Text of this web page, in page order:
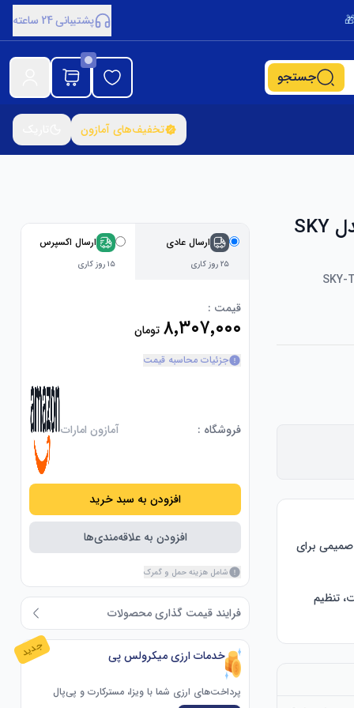
پشتیبانی 24 ساعته
جستجو
تخفیف‌های آمازون
صندلی اداری SKY-TOUCH Office Chair Breathable مدل SKY
SKY-
قاب مقاوم: ظرفیت باربری بادوام، دوام بالا، طراحی تشک کف مقاوم در برابر سایش، محافظت صمیمی برای
چندکاره: پشت مشبک، تنفس قوی، نوع پشت کمر، مقاوم در برابر سایش، شکستن آسان نیست، تنظیم
ارسال عادی
۲۵ روز کاری
ارسال اکسپرس
۱۵ روز کاری
قیمت :
۸٬۳۰۷٬۰۰۰ تومان
جزئیات محاسبه قیمت
فروشگاه : آمازون امارات
افزودن به سبد خرید
افزودن به علاقه‌مندی‌ها
شامل هزینه حمل و گمرک
فرایند قیمت گذاری محصولات
جدید خدمات ارزی میکرولس پی
پرداخت‌های ارزی شما با ویزا، مسترکارت و پی‌پال